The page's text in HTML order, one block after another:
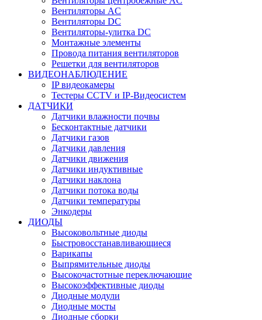
Вентиляторы AC
Вентиляторы DC
Вентиляторы-улитка DC
Монтажные элементы
Провода питания вентиляторов
Решетки для вентиляторов
ВИДЕОНАБЛЮДЕНИЕ
IP видеокамеры
Тестеры CCTV и IP-Видеосистем
ДАТЧИКИ
Датчики влажности почвы
Бесконтактные датчики
Датчики газов
Датчики давления
Датчики движения
Датчики индуктивные
Датчики наклона
Датчики потока воды
Датчики температуры
Энкодеры
ДИОДЫ
Высоковольтные диоды
Быстровосстанавливающиеся
Варикапы
Выпрямительные диоды
Высокочастотные переключающие
Высокоэффективные диоды
Диодные модули
Диодные мосты
Диодные сборки